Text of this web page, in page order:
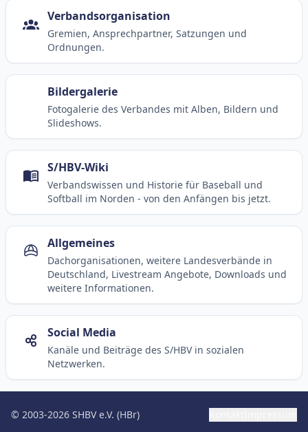
Verbandsorganisation
Gremien, Ansprechpartner, Satzungen und
Ordnungen.
Bildergalerie
Fotogalerie des Verbandes mit Alben, Bildern und
Slideshows.
S/HBV-Wiki
Verbandswissen und Historie für Baseball und
Softball im Norden - von den Anfängen bis jetzt.
Allgemeines
Dachorganisationen, weitere Landesverbände in
Deutschland, Livestream Angebote, Downloads und
weitere Informationen.
Social Media
Kanäle und Beiträge des S/HBV in sozialen
Netzwerken.
© 2003-2026 SHBV e.V. (HBr)